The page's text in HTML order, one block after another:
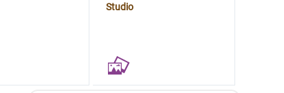
Studio